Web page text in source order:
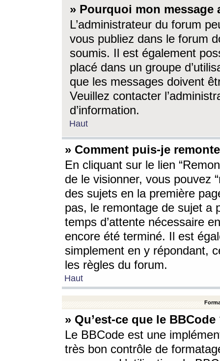
» Pourquoi mon message
L’administrateur du forum
vous publiez dans le forum
soumis. Il est également
placé dans un groupe
que les messages doivent
Veuillez contacter
d’information.
Haut
» Comment puis-je
En cliquant sur le lien
de le visionner, vous pouvez
des sujets en la première
pas, le remontage de sujet a
temps d’attente nécessaire
encore été terminé. Il est
simplement en y répondant,
les règles du forum.
Haut
» Qu’est-ce que le BBCode
Le BBCode est une
très bon contrôle de